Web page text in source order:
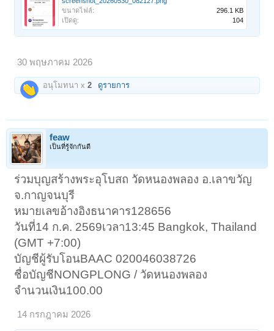
ขนาดไฟล์:
296.1 KB
เปิดดู:
104
30 พฤษภาคม 2026
อนุโมทนา x2 ดูรายการ
feaw
เป็นที่รู้จักกันดี
ร่วมบุญสร้างพระอุโบสถ วัดหนองพลอง อ.เลาขวัญ
จ.กาญจนบุรี
หมายเลขอ้างอิงธนาคาร128656
วันที่14 ก.ค. 2569เวลา13:45 Bangkok, Thailand
(GMT +7:00)
บัญชีผู้รับโอนBAAC 020046038726
ชื่อบัญชีNONGPLONG / วัดหนองพลอง
จำนวนเงิน100.00
14 กรกฎาคม 2026